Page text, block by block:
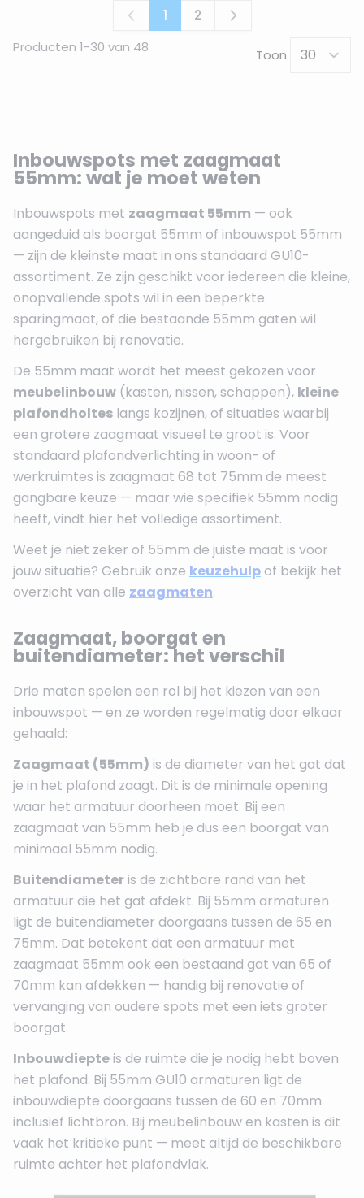
Producten 1-30 van 48
U lees momenteel pagina
1 Pagina
2
Toon
Inbouwspots met zaagmaat
55mm: wat je moet weten
Inbouwspots met zaagmaat 55mm — ook
aangeduid als boorgat 55mm of inbouwspot 55mm
— zijn de kleinste maat in ons standaard GU10-
assortiment. Ze zijn geschikt voor iedereen die kleine,
onopvallende spots wil in een beperkte
sparingmaat, of die bestaande 55mm gaten wil
hergebruiken bij renovatie.
De 55mm maat wordt het meest gekozen voor
meubelinbouw (kasten, nissen, schappen), kleine
plafondholtes langs kozijnen, of situaties waarbij
een grotere zaagmaat visueel te groot is. Voor
standaard plafondverlichting in woon- of
werkruimtes is zaagmaat 68 tot 75mm de meest
gangbare keuze — maar wie specifiek 55mm nodig
heeft, vindt hier het volledige assortiment.
Weet je niet zeker of 55mm de juiste maat is voor
jouw situatie? Gebruik onze keuzehulpof bekijk het
overzicht van alle zaagmaten.
Zaagmaat, boorgat en
buitendiameter: het verschil
Drie maten spelen een rol bij het kiezen van een
inbouwspot — en ze worden regelmatig door elkaar
gehaald:
Zaagmaat (55mm) is de diameter van het gat dat
je in het plafond zaagt. Dit is de minimale opening
waar het armatuur doorheen moet. Bij een
zaagmaat van 55mm heb je dus een boorgat van
minimaal 55mm nodig.
Buitendiameteris de zichtbare rand van het
armatuur die het gat afdekt. Bij 55mm armaturen
ligt de buitendiameter doorgaans tussen de 65 en
75mm. Dat betekent dat een armatuur met
zaagmaat 55mm ook een bestaand gat van 65 of
70mm kan afdekken — handig bij renovatie of
vervanging van oudere spots met een iets groter
boorgat.
Inbouwdiepteis de ruimte die je nodig hebt boven
het plafond. Bij 55mm GU10 armaturen ligt de
inbouwdiepte doorgaans tussen de 60 en 70mm
inclusief lichtbron. Bij meubelinbouw en kasten is dit
vaak het kritieke punt — meet altijd de beschikbare
ruimte achter het plafondvlak.